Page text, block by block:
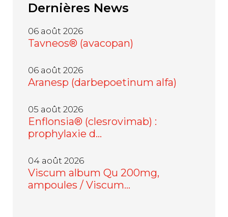
Dernières News
06 août 2026
Tavneos® (avacopan)
06 août 2026
Aranesp (darbepoetinum alfa)
05 août 2026
Enflonsia® (clesrovimab) :
prophylaxie d…
04 août 2026
Viscum album Qu 200mg,
ampoules / Viscum…